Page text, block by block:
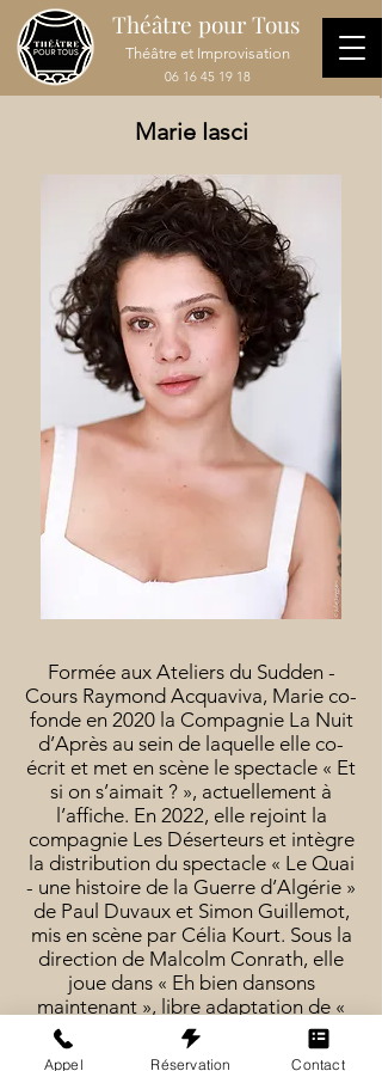
Théâtre pour Tous
Théâtre et Improvisation
06 16 45 19 18
Marie Iasci
Formée aux Ateliers du Sudden -
Cours Raymond Acquaviva, Marie co-
fonde en 2020 la Compagnie La Nuit
d’Après au sein de laquelle elle co-
écrit et met en scène le spectacle « Et
si on s’aimait ? », actuellement à
l’affiche. En 2022, elle rejoint la
compagnie Les Déserteurs et intègre
la distribution du spectacle « Le Quai
- une histoire de la Guerre d’Algérie »
de Paul Duvaux et Simon Guillemot,
mis en scène par Célia Kourt. Sous la
direction de Malcolm Conrath, elle
joue dans « Eh bien dansons
maintenant », libre adaptation de «
Festen » de Thomas Vinterberg au
Théâtre des Béliers Parisiens en 2023.
Appel Réservation Contact